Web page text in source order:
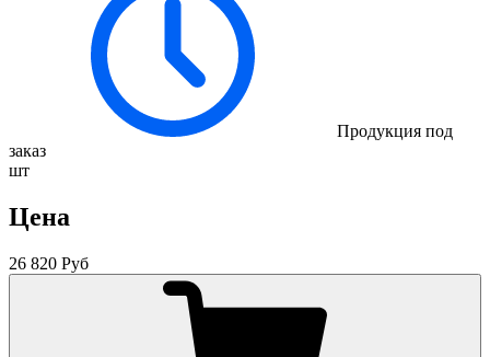
Продукция под
заказ
шт
Цена
26 820 Руб